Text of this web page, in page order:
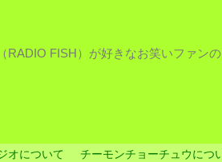
RADIO FISH）が好きなお笑いファン
オについて チーモンチョーチュウにつ